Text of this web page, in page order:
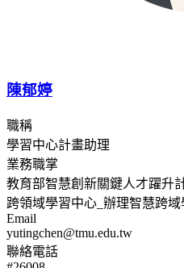
陳郁婷
職稱
學習中心計畫助理
業務職掌
教育部智慧創新關鍵人才躍升
跨領域學習中心_辦理智慧跨
Email
yutingchen@tmu.edu.tw
聯絡電話